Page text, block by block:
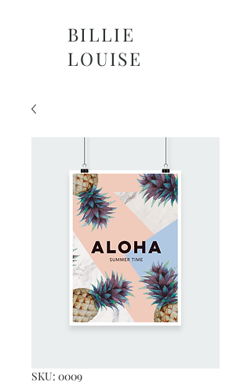
BILLIE
LOUISE
SKU: 0009